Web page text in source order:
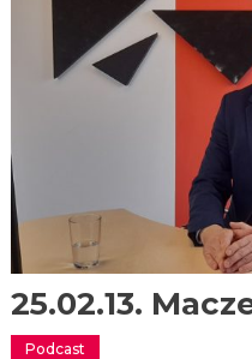
25.02.13.
Podcast